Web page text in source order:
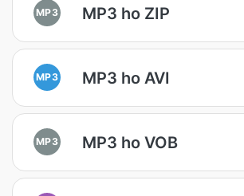
MP3 MP3 ho ZIP
MP3 MP3 ho AVI
MP3 MP3 ho VOB